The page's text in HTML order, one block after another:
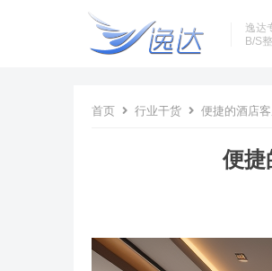
逸达
B/S
首页 行业干货 便捷的酒店
便捷